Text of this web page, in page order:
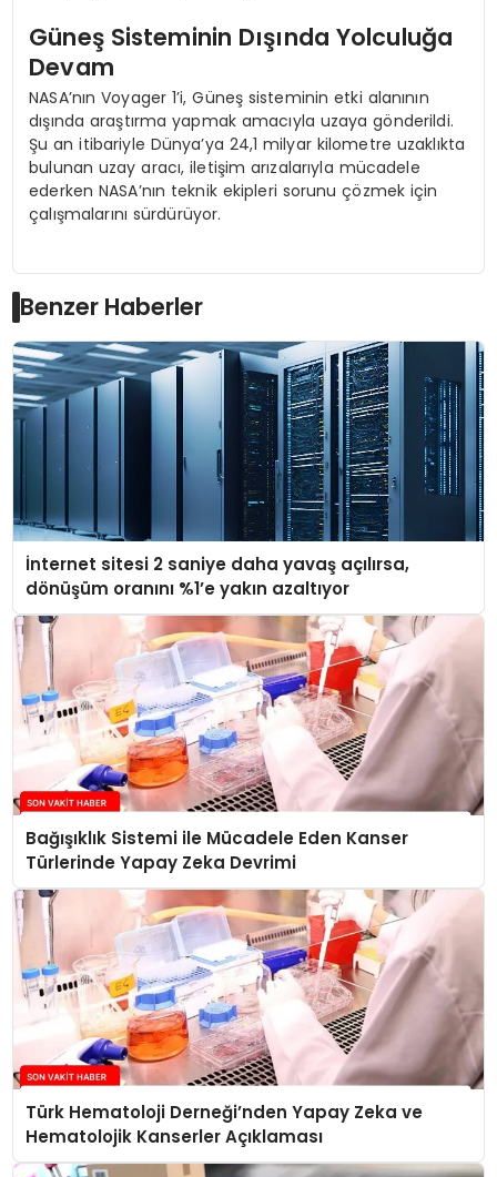
Güneş Sisteminin Dışında Yolculuğa
Devam
NASA’nın Voyager 1’i, Güneş sisteminin etki alanının
dışında araştırma yapmak amacıyla uzaya gönderildi.
Şu an itibariyle Dünya’ya 24,1 milyar kilometre uzaklıkta
bulunan uzay aracı, iletişim arızalarıyla mücadele
ederken NASA’nın teknik ekipleri sorunu çözmek için
çalışmalarını sürdürüyor.
Benzer Haberler
İnternet sitesi 2 saniye daha yavaş açılırsa,
dönüşüm oranını %1’e yakın azaltıyor
Bağışıklık Sistemi ile Mücadele Eden Kanser
Türlerinde Yapay Zeka Devrimi
Türk Hematoloji Derneği’nden Yapay Zeka ve
Hematolojik Kanserler Açıklaması